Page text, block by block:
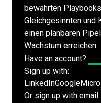
bewährten
Gleichgesinnten und
einen planbaren
Wachstum erreichen.
Have an account?
Sign up with:
LinkedInGoogle
Or sign up with email: